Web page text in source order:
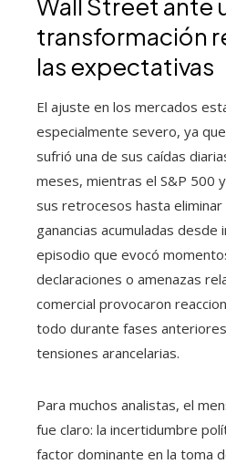
transformación
las expectativas
El ajuste en los mercados
especialmente severo, ya
sufrió una de sus caídas
meses, mientras el S&P 500
sus retrocesos hasta
ganancias acumuladas desde
episodio que evocó
declaraciones o amenazas
comercial provocaron
todo durante fases
tensiones arancelarias.
Para muchos analistas, el
fue claro: la incertidumbre
factor dominante en la toma